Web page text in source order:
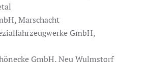
Marschacht
GmbH,
GmbH, Neu Wulmstorf